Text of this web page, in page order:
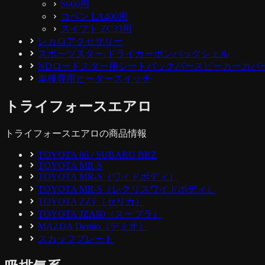
S660用
コペン LA400用
スイフト ZC33用
レカロアクセサリー
スポーツスター/ドライカーボンバックシェル
NDロードスター用シートバックバースピーカーカバ
車種専用ヒータースイッチ
トライフォースエアロ
トライフォースエアロの商品情報
TOYOTA 86 / SUBARU BRZ
TOYOTA MR-S
TOYOTA MR-S（ワイドボディ）
TOYOTA MR-S（レクリスワイドボディ）
TOYOTA ZZT（セリカ）
TOYOTA JZA80（スープラ）
MAZDA Demio（デミオ）
スカッフプレート